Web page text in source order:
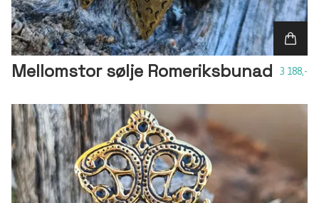
Mellomstor sølje Romeriksbunad 3 188,-